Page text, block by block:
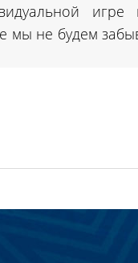
мы не будем